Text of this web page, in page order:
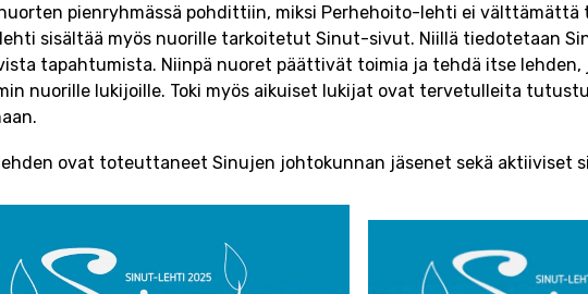
pienryhmässä pohdittiin, miksi Perhehoito-lehti ei välttämättä
sisältää myös nuorille tarkoitetut Sinut-sivut. Niillä tiedotetaan
tapahtumista. Niinpä nuoret päättivät toimia ja tehdä itse lehden,
nuorille lukijoille. Toki myös aikuiset lukijat ovat tervetulleita
ovat toteuttaneet Sinujen johtokunnan jäsenet sekä aktiiviset